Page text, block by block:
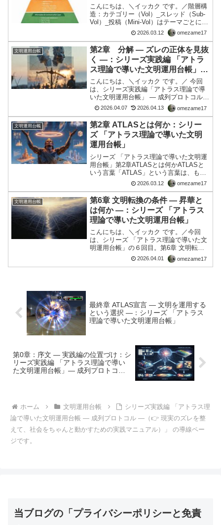
こんにちは、＼イッカク です。／階層構
造：カテゴリー（Vol）_スレッド（Sub-
Vol）_投稿（Mini-Vol）はテーマごとに1
つずつ対応するV011 情報通信 ├ Sub-
Vol001 デジタル社会 │ ├ Mini-Vol091
デ...
2026.03.12 omezame17
文明運用台帳
第2章 分解 ― ズレの正体を見抜
く ―：シリーズ実践編 「アトラ
ス理論で導いた文明運用台帳」―
成列プロトコル ―
こんにちは、＼イッカク です。／ 今回
は、シリーズ実践編「アトラス理論で導
いた文明運用台帳」 ― 成列プロトコル
―の２回目。👉 現実のズレを整えて、社
会をちゃんと動かすための実践マニュア
ル第2章：分解 ― ズレの正体を見抜く ―
はじめに私...
2026.04.07 2026.04.13 omezame17
文明運用台帳
第2章 ATLASとは何か：シリー
ズ 「アトラス理論で導いた文明
運用台帳」
シリーズ 「アトラス理論で導いた文明運
用台帳」第2章ATLASとは何かATLASと
いう言葉「ATLAS」という言葉は、もと
もとギリシャ神話に登場する存在の名前
である。神話の中のアトラスは、天を支
える罰を受けたタイタン族の神として知
られている...
2026.03.12 omezame17
文明運用台帳
第6章 文明転換の条件 ― 昇華と
は何か ―：シリーズ 「アトラス
理論で導いた文明運用台帳」
こんにちは、＼イッカク です。／今回
は、シリーズ 「アトラス理論で導いた文
明運用台帳」の６回目。第6章 文明転換
の条件 ― 昇華とは何か ―■ 文明は、な
ぜ変わらないのか文明は何度も「変わっ
2026.04.01 omezame17
最終章 ATLAS宣言 ― 文明を運用する
という選択 ―：シリーズ 「アトラス
理論で導いた文明運用台帳」
第0章：序文 ― 実践編の位置づけ：シ
リーズ実践編 「アトラス理論で導い
た文明運用台帳」― 成列プロトコル
ホーム 文明運用台帳
シリーズ実践編 「アトラス理
論で導いた文明運用台帳 ― 成列プロトコル ―（👉 現実のズレを整
えて、社会をちゃんと動かすための実践マニュアル）」 の導線ペー
ジです。
当ブログの「プライバシーポリシーと免責